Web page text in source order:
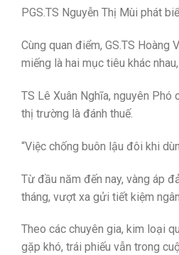
PGS.TS Nguyễn Thị Mùi phát
Cùng quan điểm, GS.TS
miếng là hai mục tiêu khác
TS Lê Xuân Nghĩa, nguyên
thị trường là đánh thuế.
“Việc chống buôn lậu đôi khi
Từ đầu năm đến nay, vàng áp
tháng, vượt xa gửi tiết kiệm
Theo các chuyên gia, kim loại
gặp khó, trái phiếu vẫn trong